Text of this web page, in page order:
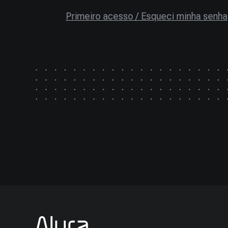
Primeiro acesso / Esqueci minha senha